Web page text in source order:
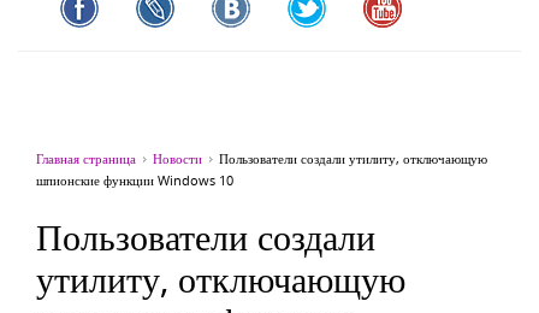
Главная страница Новости
Пользователи создали утилиту, отключающую
шпионские функции Windows 10
Пользователи создали
утилиту, отключающую